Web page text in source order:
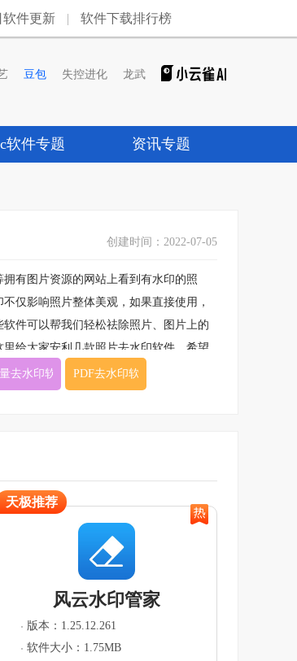
软件更新 | 软件下载排行榜
豆包 失控进化 龙武
软件专题 资讯专题
创建时间：2022-07-05
有图片资源的网站上看到有水印的照
仅影响照片整体美观，如果直接使用，
件可以帮我们轻松祛除照片、图片上的
给大家安利几款照片去水印软件，希望
去水印软件 PDF去水印软件
风云水印管家
版本：1.25.12.261
软件大小：1.75MB
天极推荐